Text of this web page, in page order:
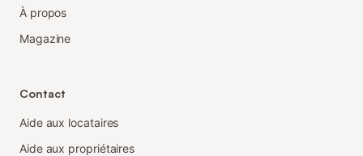
À propos
Magazine
Contact
Aide aux locataires
Aide aux propriétaires